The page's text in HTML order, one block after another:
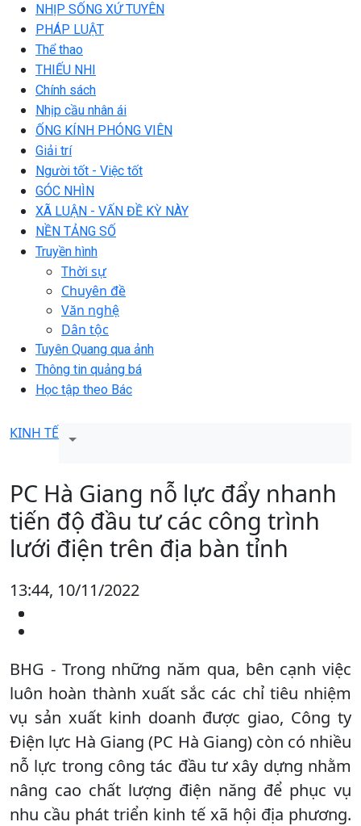
NHỊP SỐNG XỨ TUYÊN
PHÁP LUẬT
Thể thao
THIẾU NHI
Chính sách
Nhịp cầu nhân ái
ỐNG KÍNH PHÓNG VIÊN
Giải trí
Người tốt - Việc tốt
GÓC NHÌN
XÃ LUẬN - VẤN ĐỀ KỲ NÀY
NỀN TẢNG SỐ
Truyền hình
Thời sự
Chuyên đề
Văn nghệ
Dân tộc
Tuyên Quang qua ảnh
Thông tin quảng bá
Học tập theo Bác
KINH TẾ
PC Hà Giang nỗ lực đẩy nhanh
tiến độ đầu tư các công trình
lưới điện trên địa bàn tỉnh
13:44, 10/11/2022
BHG - Trong những năm qua, bên cạnh việc
luôn hoàn thành xuất sắc các chỉ tiêu nhiệm
vụ sản xuất kinh doanh được giao, Công ty
Điện lực Hà Giang (PC Hà Giang) còn có nhiều
nỗ lực trong công tác đầu tư xây dựng nhằm
nâng cao chất lượng điện năng để phục vụ
nhu cầu phát triển kinh tế xã hội địa phương.